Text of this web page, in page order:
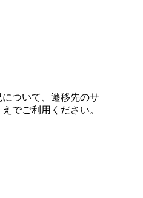
ついて、遷移先のサ
でご利用ください。